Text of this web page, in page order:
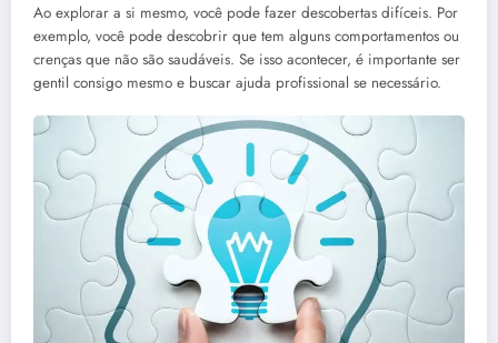
Ao explorar a si mesmo, você pode fazer descobertas difíceis. Por
exemplo, você pode descobrir que tem alguns comportamentos ou
crenças que não são saudáveis. Se isso acontecer, é importante ser
gentil consigo mesmo e buscar ajuda profissional se necessário.